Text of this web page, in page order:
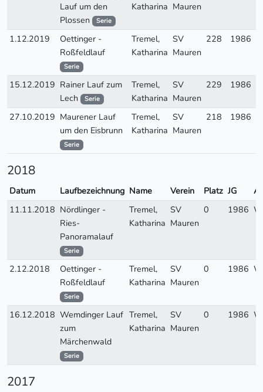
Lauf um den
Plossen
Serie
Katharina Mauren
1.12.2019
Oettinger -
Roßfeldlauf
Serie
Tremel,
Katharina
SV
Mauren
228 1986
15.12.2019 Rainer Lauf zum
Lech
Serie
Tremel,
Katharina
SV
Mauren
229 1986
27.10.2019 Maurener Lauf
um den Eisbrunn
Serie
Tremel,
Katharina
SV
Mauren
218 1986
2018
Datum Laufbezeichnung Name Verein Platz JG
11.11.2018 Nördlinger -
Ries-
Panoramalauf
Serie
Tremel,
Katharina
SV
Mauren
0 1986 W
2.12.2018
Oettinger -
Roßfeldlauf
Serie
Tremel,
Katharina
SV
Mauren
0 1986 W
16.12.2018 Wemdinger Lauf
zum
Märchenwald
Serie
Tremel,
Katharina
SV
Mauren
0 1986 W
2017